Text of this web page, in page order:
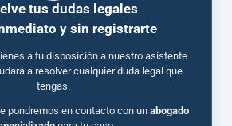
tus dudas legales
y sin registrarte
a tu disposición a nuestro asistente
a resolver cualquier duda legal que
tengas.
pondremos en contacto con un abogado